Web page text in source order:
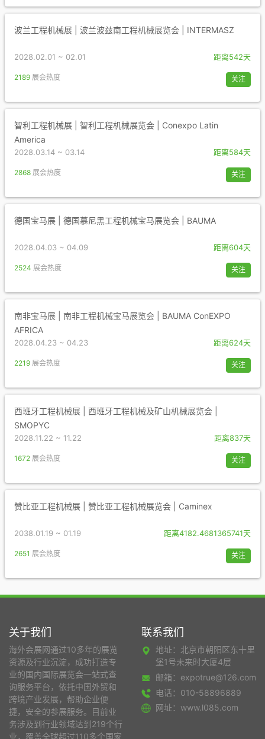
波兰工程机械展 | 波兰波兹南工程机械展览会 | INTERMASZ
2028.02.01 ~ 02.01 距离542天
2189 展会热度 关注
智利工程机械展 | 智利工程机械展览会 | Conexpo Latin
America
2028.03.14 ~ 03.14 距离584天
2868 展会热度 关注
德国宝马展 | 德国慕尼黑工程机械宝马展览会 | BAUMA
2028.04.03 ~ 04.09 距离604天
2524 展会热度 关注
南非宝马展 | 南非工程机械宝马展览会 | BAUMA ConEXPO
AFRICA
2028.04.23 ~ 04.23 距离624天
2219 展会热度 关注
西班牙工程机械展 | 西班牙工程机械及矿山机械展览会 |
SMOPYC
2028.11.22 ~ 11.22 距离837天
1672 展会热度 关注
赞比亚工程机械展 | 赞比亚工程机械展览会 | Caminex
2038.01.19 ~ 01.19 距离4182.4681365741天
2651 展会热度 关注
关于我们
海外会展网通过10多年的展览
资源及行业沉淀，成功打造专
业的国内国际展览会一站式查
询服务平台，依托中国外贸和
跨境产业发展，帮助企业便
捷，安全的参展服务。目前业
务涉及到行业领域达到219个行
业，覆盖全球超过110多个国家
联系我们
地址：北京市朝阳区东十里
堡1号未来时大厦4层
邮箱：expotrue@126.com
电话：010-58896889
网址：www.l085.com